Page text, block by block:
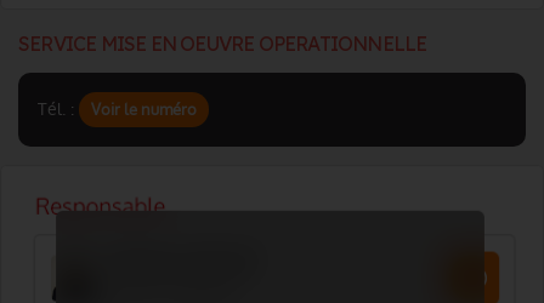
SERVICE MISE EN OEUVRE OPERATIONNELLE
Tél. : Voir le numéro